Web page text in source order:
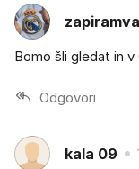
Bomo šli gledat in v
Odgovori
kala 09